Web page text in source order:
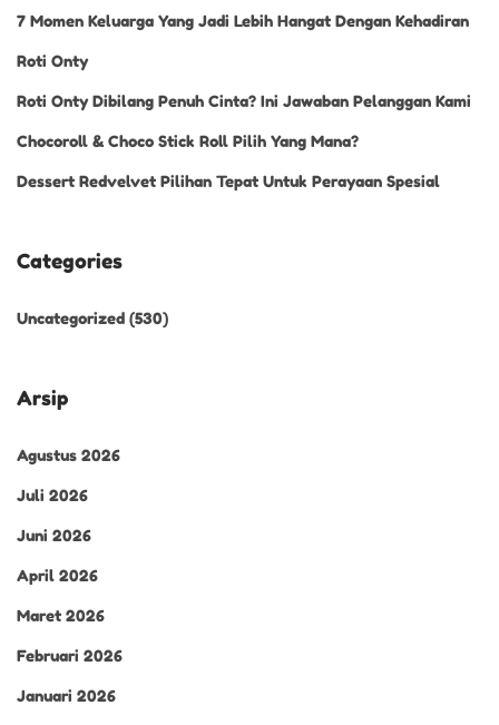
7 Momen Keluarga Yang Jadi Lebih Hangat Dengan Kehadiran
Roti Onty
Roti Onty Dibilang Penuh Cinta? Ini Jawaban Pelanggan Kami
Chocoroll & Choco Stick Roll Pilih Yang Mana?
Dessert Redvelvet Pilihan Tepat Untuk Perayaan Spesial
Categories
Uncategorized (530)
Arsip
Agustus 2026
Juli 2026
Juni 2026
April 2026
Maret 2026
Februari 2026
Januari 2026